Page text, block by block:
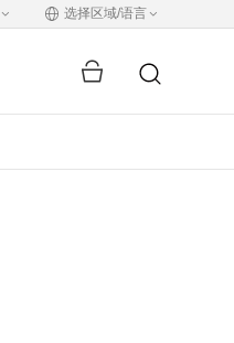
选择区域/语言